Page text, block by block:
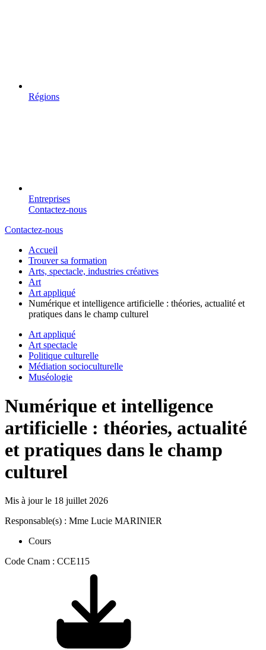
Régions
Entreprises
Contactez-nous
Contactez-nous
Accueil
Trouver sa formation
Arts, spectacle, industries créatives
Art
Art appliqué
Numérique et intelligence artificielle : théories, actualité et
pratiques dans le champ culturel
Art appliqué
Art spectacle
Politique culturelle
Médiation socioculturelle
Muséologie
Numérique et intelligence
artificielle : théories, actualité
et pratiques dans le champ
culturel
Mis à jour le 18 juillet 2026
Responsable(s) : Mme Lucie MARINIER
Cours
Code Cnam : CCE115